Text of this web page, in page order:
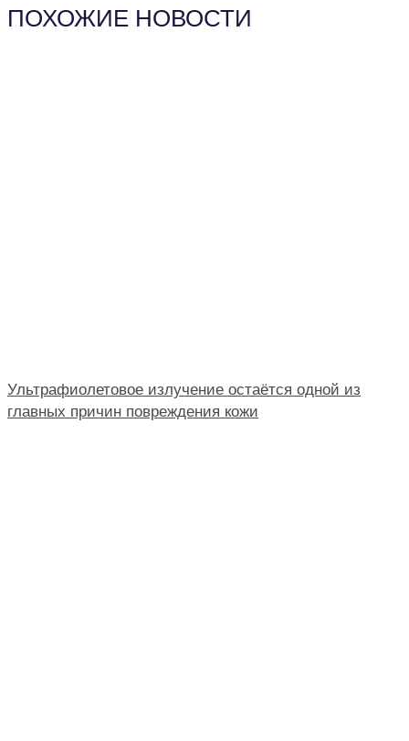
ПОХОЖИЕ НОВОСТИ
Ультрафиолетовое излучение остаётся одной из
главных причин повреждения кожи